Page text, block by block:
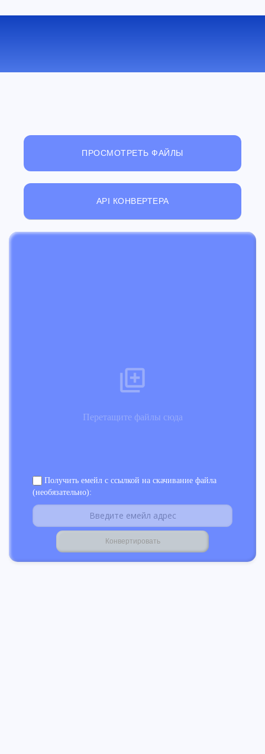
ПРОСМОТРЕТЬ ФАЙЛЫ
API КОНВЕРТЕРА
Перетащите файлы сюда
Получить емейл с ссылкой на скачивание файла
(необязательно):